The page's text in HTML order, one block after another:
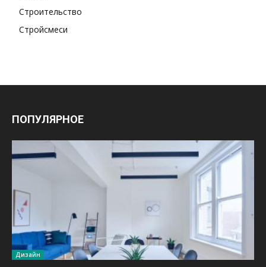
Строительство
Стройсмеси
ПОПУЛЯРНОЕ
Дизайн